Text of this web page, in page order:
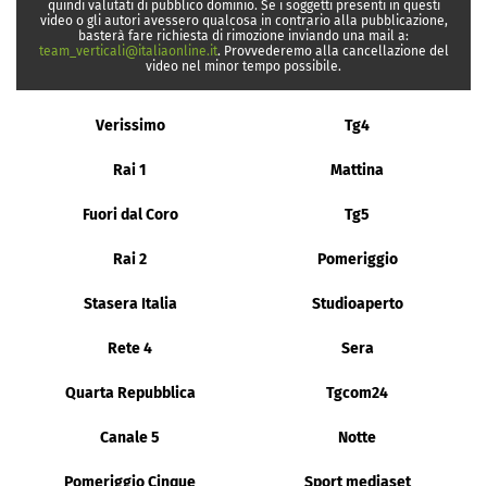
quindi valutati di pubblico dominio. Se i soggetti presenti in questi
video o gli autori avessero qualcosa in contrario alla pubblicazione,
basterà fare richiesta di rimozione inviando una mail a:
team_verticali@italiaonline.it. Provvederemo alla cancellazione del
video nel minor tempo possibile.
Verissimo Tg4
Rai 1 Mattina
Fuori dal Coro Tg5
Rai 2 Pomeriggio
Stasera Italia Studioaperto
Rete 4 Sera
Quarta Repubblica Tgcom24
Canale 5 Notte
Pomeriggio Cinque Sport mediaset